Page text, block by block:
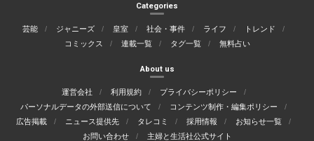
Categories
芸能 ジャニーズ 皇室 社会・事件 ライフ
トレンド
コミックス
連載一覧 タグ一覧 無料占い
About us
運営会社 利用規約
プライバシーポリシー
パーソナルデータの外部送信について
コンテンツ制作・編集ポリシー
広告掲載
ニュース提供先 タレコミ 採用情報
お知らせ一覧
お問い合わせ
主婦と生活社公式サイト